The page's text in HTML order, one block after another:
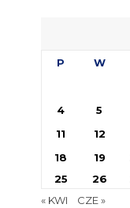
P W
4
5
11
12
18
19
25
26
« KWI
CZE »